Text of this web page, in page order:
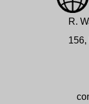
R.
156,